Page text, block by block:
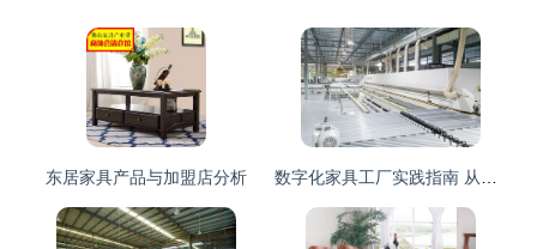
东居家具产品与加盟店分析